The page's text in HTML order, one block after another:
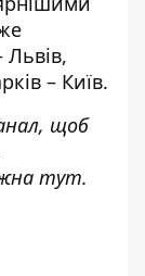
– Київ.
, щоб
тут.